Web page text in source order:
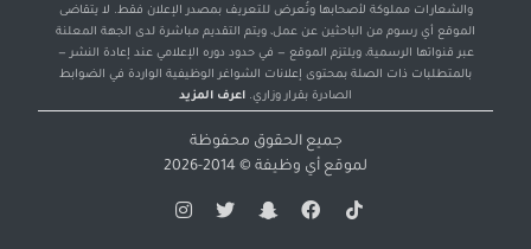
والشعارات مملوكة لأصحابها وتُعرض للتعريف بمصدر الإعلان فقط. لا يتقاضى
الموقع أي رسوم من الباحثين عن عمل، ويتم التقديم مباشرة لدى الجهة المعلنة
عبر قنواتها الرسمية، ويلتزم الموقع — في حدود دوره الإعلامي عند إعادة النشر —
بالمتطلبات ذات الصلة بمحتوى إعلانات الشواغر الوظيفية الواردة في الضوابط
الصادرة بقرار وزاري. اعرف المزيد
جميع الحقوق محفوظة
لموقع أي وظيفة © 2014-2026